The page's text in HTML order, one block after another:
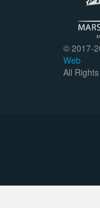
© 2017-
Web
All